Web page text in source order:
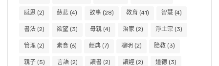
感恩 (2) 慈悲 (4) 故事 (28) 教育 (41) 智慧 (4)
書法 (2) 欲望 (3) 母親 (4) 治家 (2) 淨土宗 (3)
管理 (2) 素食 (6) 經典 (7) 聰明 (2) 胎教 (3)
親子 (5) 言語 (2) 讀書 (2) 讀經 (2) 道德 (3)